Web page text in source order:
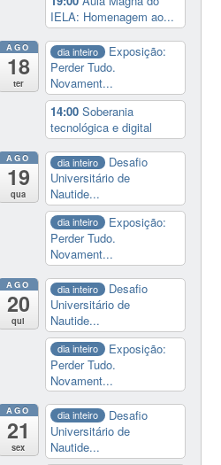
IELA: Homenagem ao...
AGO
18
ter
dia inteiro
Exposição:
Perder Tudo.
Novament...
14:00Soberania
tecnológica e digital
AGO
19
qua
dia inteiro
Desafio
Universitário de
Nautide...
dia inteiro
Exposição:
Perder Tudo.
Novament...
AGO
20
qui
dia inteiro
Desafio
Universitário de
Nautide...
dia inteiro
Exposição:
Perder Tudo.
Novament...
AGO
21
sex
dia inteiro
Desafio
Universitário de
Nautide...